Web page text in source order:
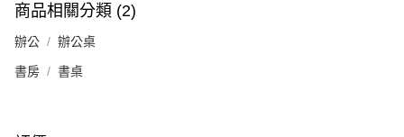
商品相關分類 (2)
辦公 辦公桌
書房 書桌